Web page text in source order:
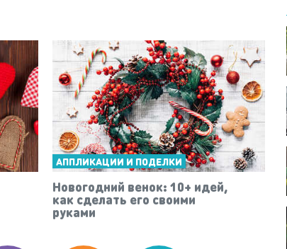
АППЛИКАЦИИ И ПОДЕЛКИ
Новогодний венок: 10+ идей,
как сделать его своими
руками